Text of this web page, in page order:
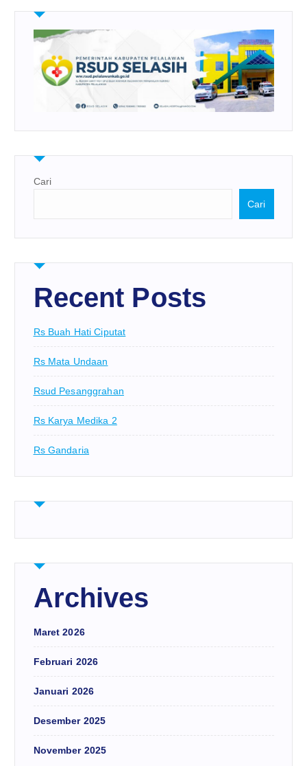
Cari
Cari
Recent Posts
Rs Buah Hati Ciputat
Rs Mata Undaan
Rsud Pesanggrahan
Rs Karya Medika 2
Rs Gandaria
Archives
Maret 2026
Februari 2026
Januari 2026
Desember 2025
November 2025